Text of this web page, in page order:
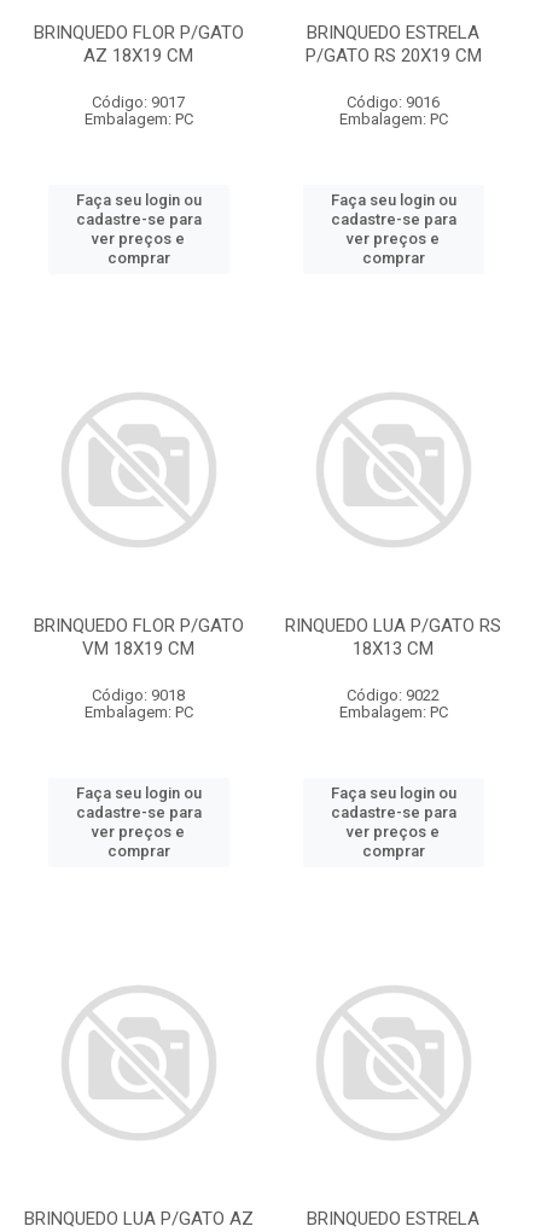
BRINQUEDO FLOR P/GATO
AZ 18X19 CM
Código: 9017
Embalagem: PC
Faça seu login ou
cadastre-se para
ver preços e
comprar
BRINQUEDO ESTRELA
P/GATO RS 20X19 CM
Código: 9016
Embalagem: PC
Faça seu login ou
cadastre-se para
ver preços e
comprar
BRINQUEDO FLOR P/GATO
VM 18X19 CM
Código: 9018
Embalagem: PC
Faça seu login ou
cadastre-se para
ver preços e
comprar
RINQUEDO LUA P/GATO RS
18X13 CM
Código: 9022
Embalagem: PC
Faça seu login ou
cadastre-se para
ver preços e
comprar
BRINQUEDO LUA P/GATO AZ
BRINQUEDO ESTRELA